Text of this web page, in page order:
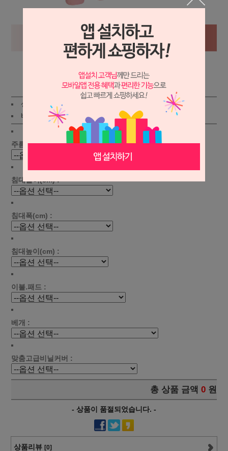
상세보기
상품가 :
배송비 : (조건) 지역별 !
주름선택 :
침대길이(cm) :
침대폭(cm) :
침대높이(cm) :
이불.패드 :
베개 :
맞춤고급비닐커버 :
총 상품 금액 0 원
- 상품이 품절되었습니다. -
상품리뷰 [0]